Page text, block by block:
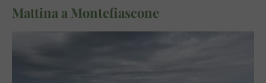
Mattina a Montefiascone